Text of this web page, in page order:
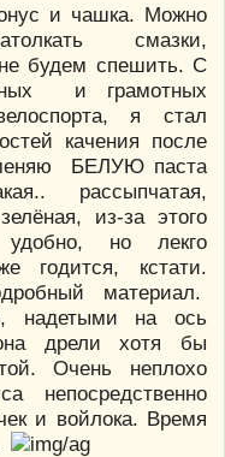
и чашка. Можно
смазки,
будем спешить. С
и грамотных
я стал
качения после
БЕЛУЮ паста
рассыпчатая,
из-за этого
но лекго
годится, кстати.
материал.
надетыми на ось
дрели хотя бы
Очень неплохо
непосредственно
и войлока. Время